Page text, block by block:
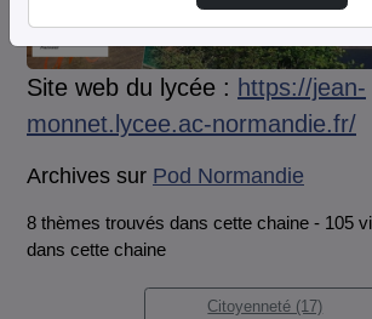
Site web du lycée : https://jean-
monnet.lycee.ac-normandie.fr/
Archives sur Pod Normandie
8 thèmes trouvés dans cette chaine - 105
dans cette chaine
Citoyenneté (17)